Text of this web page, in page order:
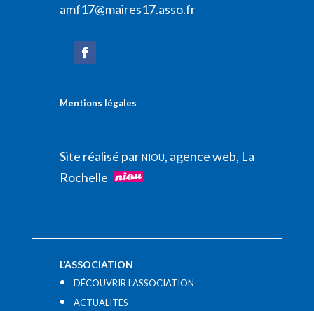
amf17@maires17.asso.fr
Mentions légales
Site réalisé parNIOU, agence web, La
Rochelle
L’ASSOCIATION
DÉCOUVRIR L’ASSOCIATION
ACTUALITÉS